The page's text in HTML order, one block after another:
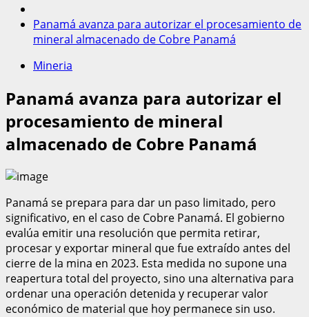
Panamá avanza para autorizar el procesamiento de
mineral almacenado de Cobre Panamá
Mineria
Panamá avanza para autorizar el
procesamiento de mineral
almacenado de Cobre Panamá
Panamá se prepara para dar un paso limitado, pero
significativo, en el caso de Cobre Panamá. El gobierno
evalúa emitir una resolución que permita retirar,
procesar y exportar mineral que fue extraído antes del
cierre de la mina en 2023. Esta medida no supone una
reapertura total del proyecto, sino una alternativa para
ordenar una operación detenida y recuperar valor
económico de material que hoy permanece sin uso.